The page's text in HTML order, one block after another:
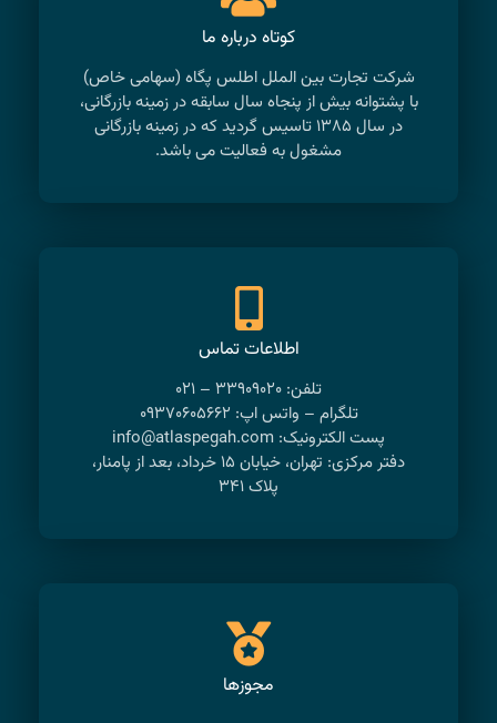
کوتاه درباره ما
شرکت تجارت بین الملل اطلس پگاه (سهامی خاص)
با پشتوانه بیش از پنجاه سال سابقه در زمینه بازرگانی،
در سال ۱۳۸۵ تاسیس گردید که در زمینه بازرگانی
مشغول به فعالیت می باشد.
اطلاعات تماس
تلفن: ۳۳۹۰۹۰۲۰ – ۰۲۱
تلگرام – واتس اپ: ۰۹۳۷۰۶۰۵۶۶۲
پست الکترونیک: info@atlaspegah.com
دفتر مرکزی: تهران، خیابان ۱۵ خرداد، بعد از پامنار،
پلاک ۳۴۱
مجوزها